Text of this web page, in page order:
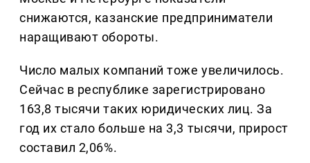
снижаются, казанские предприниматели
наращивают обороты.
Число малых компаний тоже увеличилось.
Сейчас в республике зарегистрировано
163,8 тысячи таких юридических лиц. За
год их стало больше на 3,3 тысячи, прирост
составил 2,06%.